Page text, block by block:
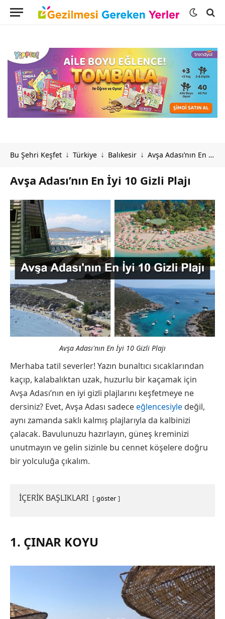
Bu Şehri Keşfet ↓ Türkiye ↓ Balıkesir ↓ Avşa Adası’nın En İyi 10 Gizli Plajı
Avşa Adası’nın En İyi 10 Gizli Plajı
Avşa Adası'nın En İyi 10 Gizli Plajı
Merhaba tatil severler! Yazın bunaltıcı sıcaklarından
kaçıp, kalabalıktan uzak, huzurlu bir kaçamak için
Avşa Adası’nın en iyi gizli plajlarını keşfetmeye ne
dersiniz? Evet, Avşa Adası sadeceeğlencesiyle değil,
aynı zamanda saklı kalmış plajlarıyla da kalbinizi
çalacak. Bavulunuzu hazırlayın, güneş kreminizi
unutmayın ve gelin sizinle bu cennet köşelere doğru
bir yolculuğa çıkalım.
İÇERİK BAŞLIKLARI göster
1. ÇINAR KOYU